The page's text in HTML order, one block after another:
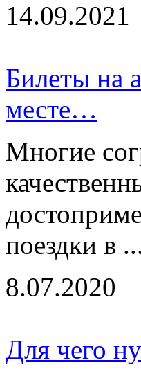
14.09.2021
Билеты на
месте…
Многие
поездки в
8.07.2020
Для чего